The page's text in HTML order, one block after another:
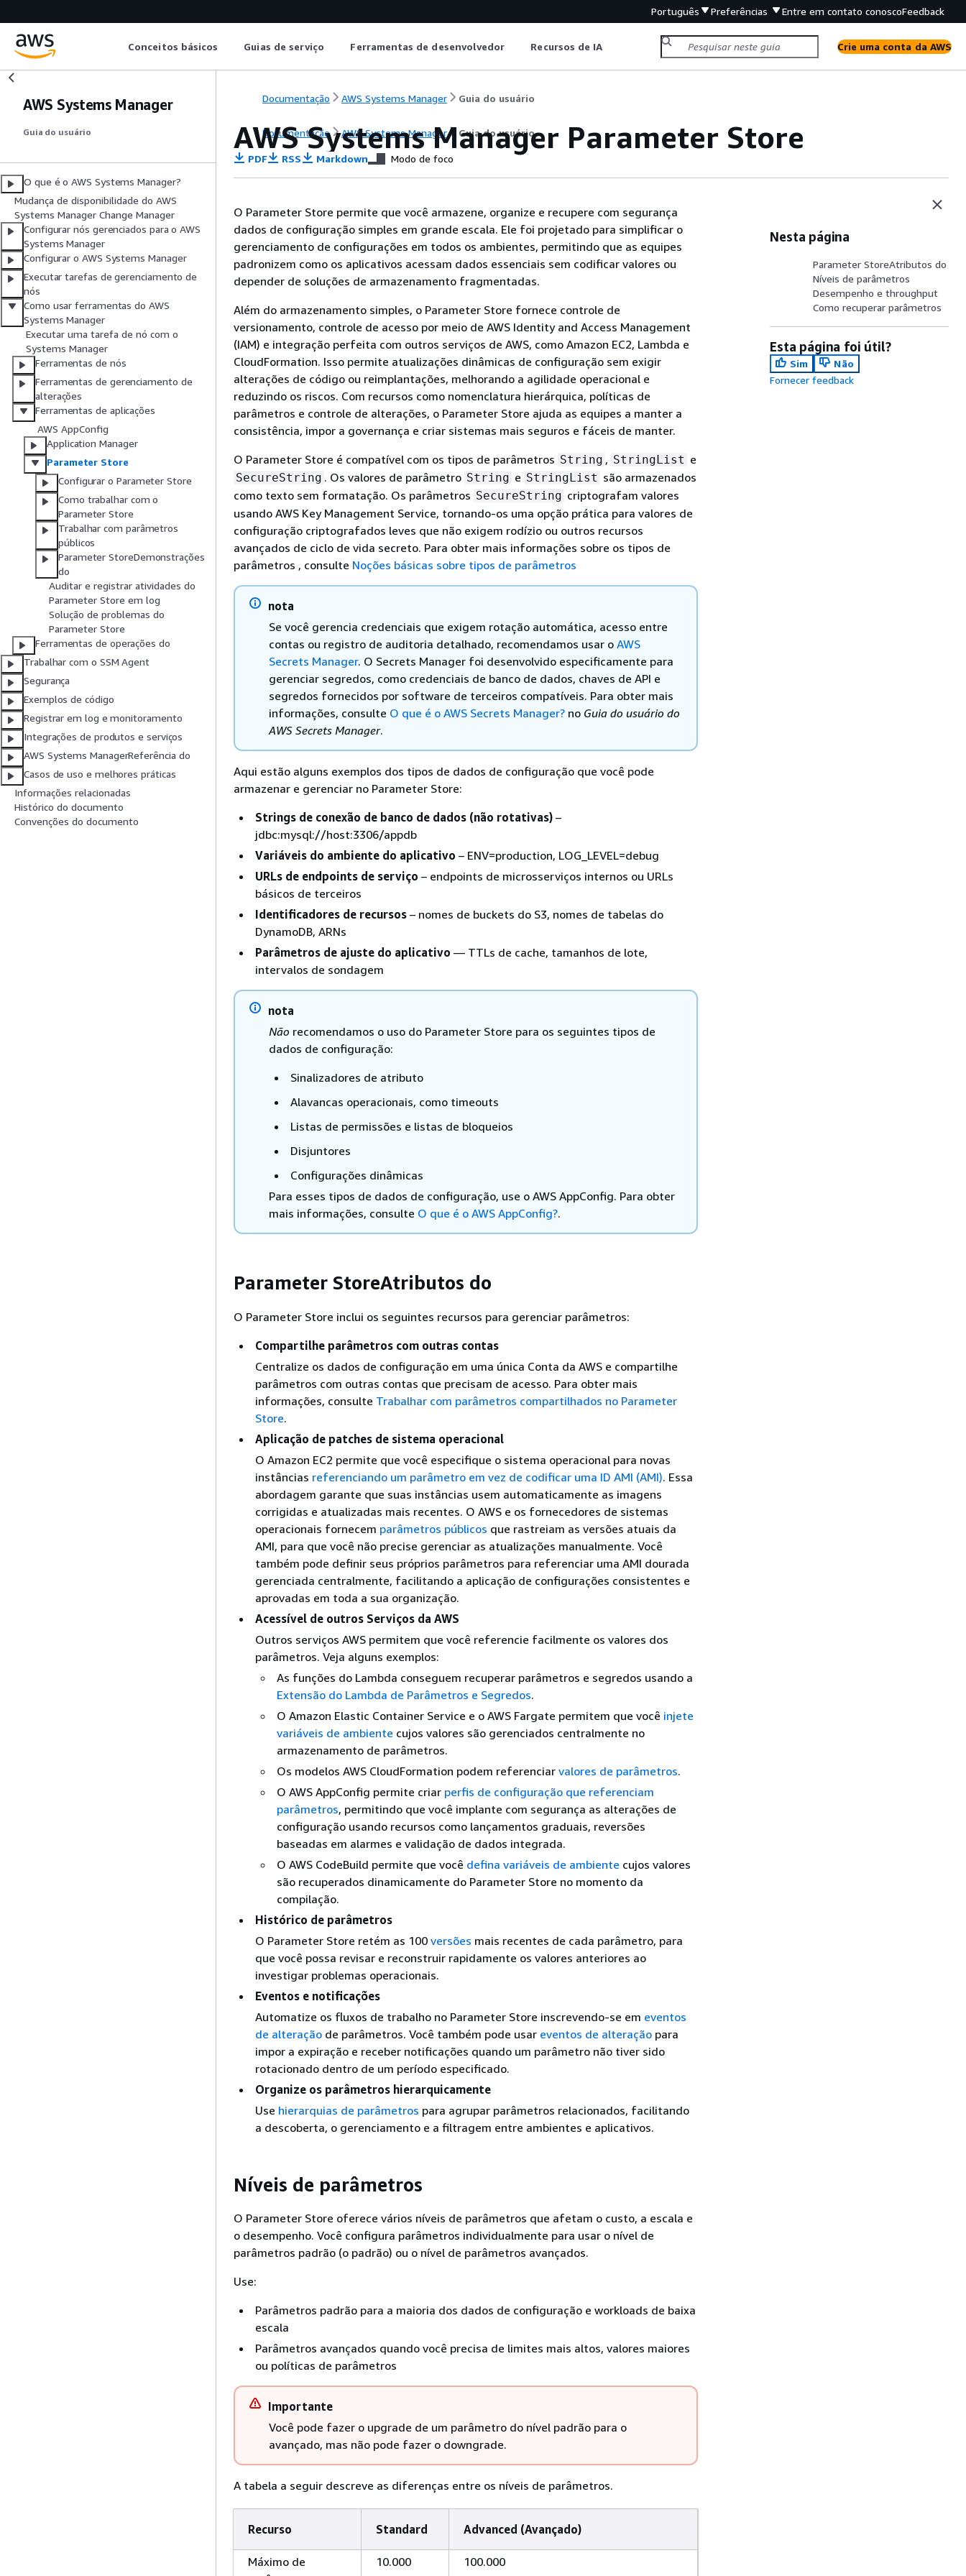
Português Preferências Entre em contato conoscoFeedback
Conceitos básicos Guias de serviço Ferramentas de desenvolvedor Recursos de IA Crie uma conta da AWS
AWS Systems Manager
Guia do usuário
O que é o AWS Systems Manager?
Mudança de disponibilidade do AWS
Systems Manager Change Manager
Configurar nós gerenciados para o AWS
Systems Manager
Configurar o AWS Systems Manager
Executar tarefas de gerenciamento de
nós
Como usar ferramentas do AWS
Systems Manager
Executar uma tarefa de nó com o
Systems Manager
Ferramentas de nós
Ferramentas de gerenciamento de
alterações
Ferramentas de aplicações
AWS AppConfig
Application Manager
Parameter Store
Configurar o Parameter Store
Como trabalhar com o
Parameter Store
Trabalhar com parâmetros
públicos
Parameter StoreDemonstrações
do
Auditar e registrar atividades do
Parameter Store em log
Solução de problemas do
Parameter Store
Ferramentas de operações do
Trabalhar com o SSM Agent
Segurança
Exemplos de código
Registrar em log e monitoramento
Integrações de produtos e serviços
AWS Systems ManagerReferência do
Casos de uso e melhores práticas
Informações relacionadas
Histórico do documento
Convenções do documento
Documentação AWS Systems Manager Guia do usuário
Documentação AWS Systems Manager Guia do usuário
AWS Systems Manager Parameter Store
PDF RSS Markdown Modo de foco
O Parameter Store permite que você armazene, organize e recupere com segurança
dados de configuração simples em grande escala. Ele foi projetado para simplificar o
gerenciamento de configurações em todos os ambientes, permitindo que as equipes
padronizem como os aplicativos acessam dados essenciais sem codificar valores ou
depender de soluções de armazenamento fragmentadas.
Além do armazenamento simples, o Parameter Store fornece controle de
versionamento, controle de acesso por meio de AWS Identity and Access Management
(IAM) e integração perfeita com outros serviços de AWS, como Amazon EC2, Lambda e
CloudFormation. Isso permite atualizações dinâmicas de configuração sem exigir
alterações de código ou reimplantações, melhorando a agilidade operacional e
reduzindo os riscos. Com recursos como nomenclatura hierárquica, políticas de
parâmetros e controle de alterações, o Parameter Store ajuda as equipes a manter a
consistência, impor a governança e criar sistemas mais seguros e fáceis de manter.
O Parameter Store é compatível com os tipos de parâmetros String , StringList e
SecureString . Os valores de parâmetro String e StringList são armazenados
como texto sem formatação. Os parâmetros SecureString criptografam valores
usando AWS Key Management Service, tornando-os uma opção prática para valores de
configuração criptografados leves que não exigem rodízio ou outros recursos
avançados de ciclo de vida secreto. Para obter mais informações sobre os tipos de
parâmetros , consulte Noções básicas sobre tipos de parâmetros
nota
Se você gerencia credenciais que exigem rotação automática, acesso entre
contas ou registro de auditoria detalhado, recomendamos usar o AWS
Secrets Manager. O Secrets Manager foi desenvolvido especificamente para
gerenciar segredos, como credenciais de banco de dados, chaves de API e
segredos fornecidos por software de terceiros compatíveis. Para obter mais
informações, consulte O que é o AWS Secrets Manager? no Guia do usuário do
AWS Secrets Manager.
Aqui estão alguns exemplos dos tipos de dados de configuração que você pode
armazenar e gerenciar no Parameter Store:
Strings de conexão de banco de dados (não rotativas) –
jdbc:mysql://host:3306/appdb
Variáveis do ambiente do aplicativo – ENV=production, LOG_LEVEL=debug
URLs de endpoints de serviço – endpoints de microsserviços internos ou URLs
básicos de terceiros
Identificadores de recursos – nomes de buckets do S3, nomes de tabelas do
DynamoDB, ARNs
Parâmetros de ajuste do aplicativo — TTLs de cache, tamanhos de lote,
intervalos de sondagem
nota
Não recomendamos o uso do Parameter Store para os seguintes tipos de
dados de configuração:
Sinalizadores de atributo
Alavancas operacionais, como timeouts
Listas de permissões e listas de bloqueios
Disjuntores
Configurações dinâmicas
Para esses tipos de dados de configuração, use o AWS AppConfig. Para obter
mais informações, consulte O que é o AWS AppConfig?.
Parameter StoreAtributos do
O Parameter Store inclui os seguintes recursos para gerenciar parâmetros:
Compartilhe parâmetros com outras contas
Centralize os dados de configuração em uma única Conta da AWS e compartilhe
parâmetros com outras contas que precisam de acesso. Para obter mais
informações, consulte Trabalhar com parâmetros compartilhados no Parameter
Store.
Aplicação de patches de sistema operacional
O Amazon EC2 permite que você especifique o sistema operacional para novas
instâncias referenciando um parâmetro em vez de codificar uma ID AMI (AMI). Essa
abordagem garante que suas instâncias usem automaticamente as imagens
corrigidas e atualizadas mais recentes. O AWS e os fornecedores de sistemas
operacionais fornecem parâmetros públicos que rastreiam as versões atuais da
AMI, para que você não precise gerenciar as atualizações manualmente. Você
também pode definir seus próprios parâmetros para referenciar uma AMI dourada
gerenciada centralmente, facilitando a aplicação de configurações consistentes e
aprovadas em toda a sua organização.
Acessível de outros Serviços da AWS
Outros serviços AWS permitem que você referencie facilmente os valores dos
parâmetros. Veja alguns exemplos:
As funções do Lambda conseguem recuperar parâmetros e segredos usando a
Extensão do Lambda de Parâmetros e Segredos.
O Amazon Elastic Container Service e o AWS Fargate permitem que você injete
variáveis de ambiente cujos valores são gerenciados centralmente no
armazenamento de parâmetros.
Os modelos AWS CloudFormation podem referenciar valores de parâmetros.
O AWS AppConfig permite criar perfis de configuração que referenciam
parâmetros, permitindo que você implante com segurança as alterações de
configuração usando recursos como lançamentos graduais, reversões
baseadas em alarmes e validação de dados integrada.
O AWS CodeBuild permite que você defina variáveis de ambiente cujos valores
são recuperados dinamicamente do Parameter Store no momento da
compilação.
Histórico de parâmetros
O Parameter Store retém as 100 versões mais recentes de cada parâmetro, para
que você possa revisar e reconstruir rapidamente os valores anteriores ao
investigar problemas operacionais.
Eventos e notificações
Automatize os fluxos de trabalho no Parameter Store inscrevendo-se em eventos
de alteração de parâmetros. Você também pode usar eventos de alteração para
impor a expiração e receber notificações quando um parâmetro não tiver sido
rotacionado dentro de um período especificado.
Organize os parâmetros hierarquicamente
Use hierarquias de parâmetros para agrupar parâmetros relacionados, facilitando
a descoberta, o gerenciamento e a filtragem entre ambientes e aplicativos.
Níveis de parâmetros
O Parameter Store oferece vários níveis de parâmetros que afetam o custo, a escala e
o desempenho. Você configura parâmetros individualmente para usar o nível de
parâmetros padrão (o padrão) ou o nível de parâmetros avançados.
Use:
Parâmetros padrão para a maioria dos dados de configuração e workloads de baixa
escala
Parâmetros avançados quando você precisa de limites mais altos, valores maiores
ou políticas de parâmetros
Importante
Você pode fazer o upgrade de um parâmetro do nível padrão para o
avançado, mas não pode fazer o downgrade.
A tabela a seguir descreve as diferenças entre os níveis de parâmetros.
Recurso Standard Advanced (Avançado)
Máximo de
10.000 100.000
Nesta página
Parameter StoreAtributos do
Níveis de parâmetros
Desempenho e throughput
Como recuperar parâmetros
Esta página foi útil?
Sim
Não
Fornecer feedback